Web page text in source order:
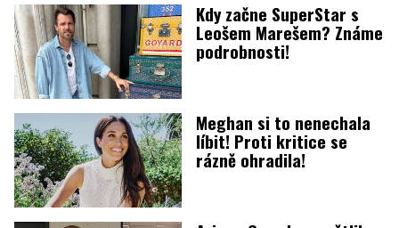
Kdy začne SuperStar s
Leošem Marešem? Známe
podrobnosti!
Meghan si to nenechala
líbit! Proti kritice se
rázně ohradila!